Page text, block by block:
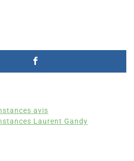
avis
Laurent Gandy